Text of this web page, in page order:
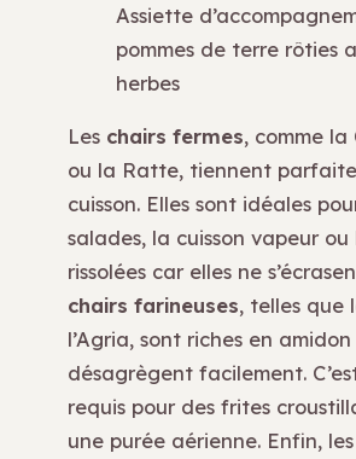
Assiette
pommes de terre rôties
herbes
Les chairs fermes, comme
ou la Ratte, tiennent
cuisson. Elles sont idéales
salades, la cuisson vapeur ou
rissolées car elles ne
chairs farineuses, telles que
l’Agria, sont riches en
désagrègent facilement.
requis pour des frites
une purée aérienne. Enfin, les